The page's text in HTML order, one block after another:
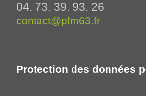
04. 73. 39. 93. 26
contact@pfm63.fr
Protection des données